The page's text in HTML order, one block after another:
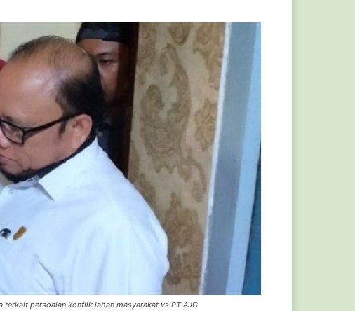
terkait persoalan konflik lahan masyarakat vs PT AJC